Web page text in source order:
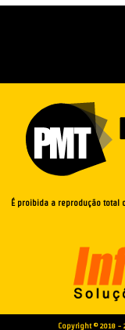
É proibida a reprodução total
Copyright © 2018 -